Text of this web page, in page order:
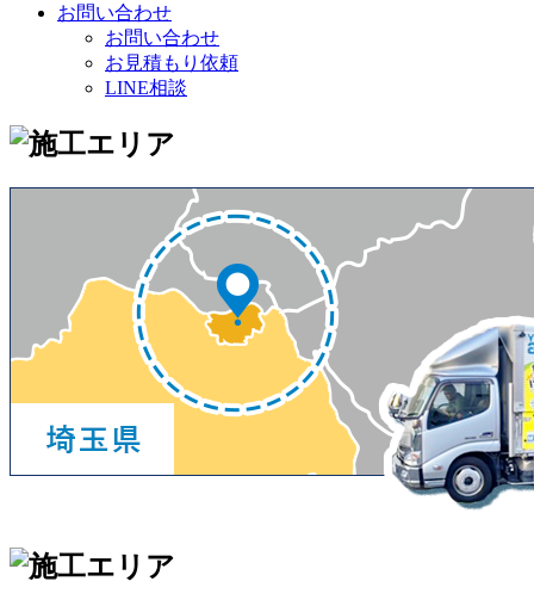
お問い合わせ
お問い合わせ
お見積もり依頼
LINE相談